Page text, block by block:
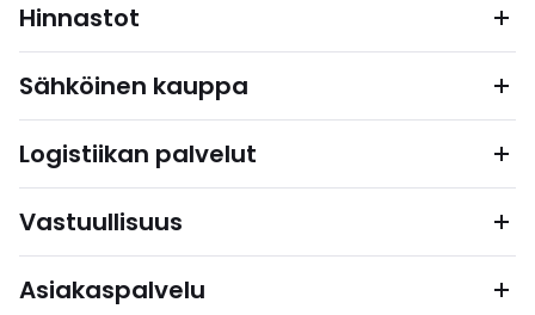
Hinnastot
Sähköinen kauppa
Logistiikan palvelut
Vastuullisuus
Asiakaspalvelu